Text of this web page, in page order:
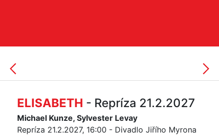
ELISABETH - Repríza 21.2.2027
Michael Kunze, Sylvester Levay
Repríza 21.2.2027, 16:00 - Divadlo Jiřího Myrona